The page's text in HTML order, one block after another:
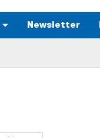
Newsletter